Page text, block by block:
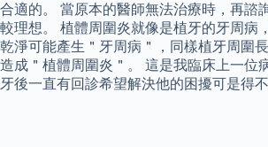
合適的。 當原本的醫師無法治療時，再諮
較理想。 植體周圍炎就像是植牙的牙周病
乾淨可能產生＂牙周病＂，同樣植牙周圍
造成＂植體周圍炎＂。 這是我臨床上一位
牙後一直有回診希望解決他的困擾可是得不